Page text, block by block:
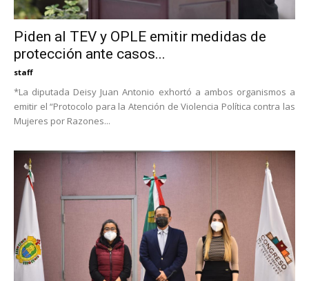
Piden al TEV y OPLE emitir medidas de
protección ante casos...
staff
*La diputada Deisy Juan Antonio exhortó a ambos organismos a
emitir el “Protocolo para la Atención de Violencia Política contra las
Mujeres por Razones...